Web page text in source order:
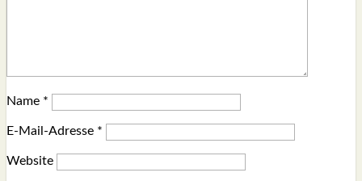
Name *
E-Mail-Adresse *
Website